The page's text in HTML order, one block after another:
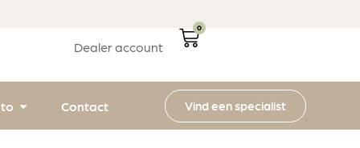
Dealer account
0
Contact Vind een specialist